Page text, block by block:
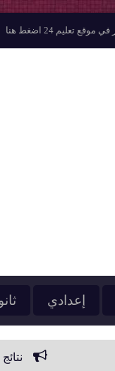
موقع تعليم 24 اضغط هنا
إعدادي
نتائج و لوائح